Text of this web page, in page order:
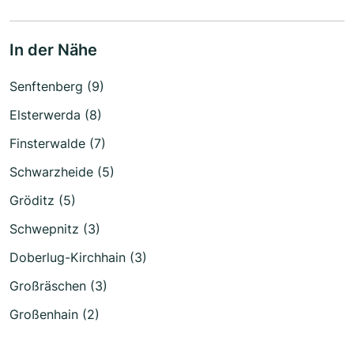
In der Nähe
Senftenberg (9)
Elsterwerda (8)
Finsterwalde (7)
Schwarzheide (5)
Gröditz (5)
Schwepnitz (3)
Doberlug-Kirchhain (3)
Großräschen (3)
Großenhain (2)